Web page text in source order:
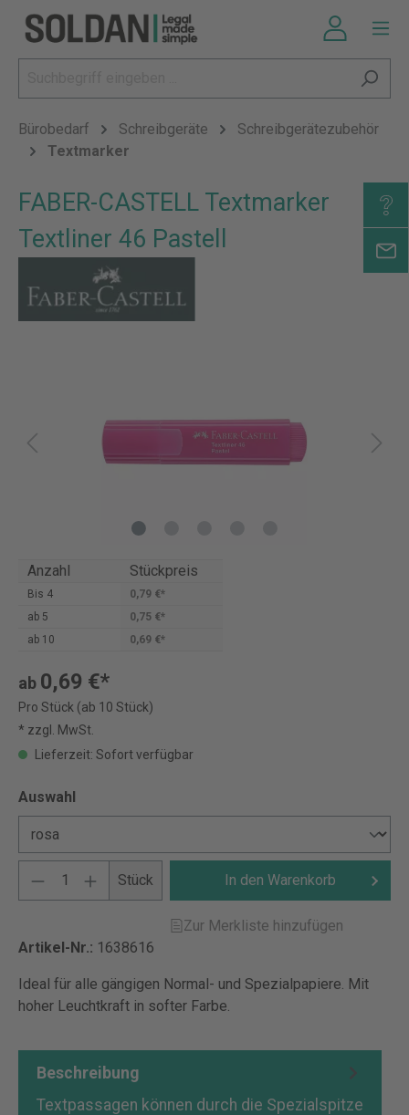
Bürobedarf Schreibgeräte
Schreibgerätezubehör
Textmarker
FABER-CASTELL Textmarker
Textliner 46 Pastell
Anzahl Stückpreis
Bis 4
0,79 €*
ab 5
0,75 €*
ab 10 0,69 €*
ab 0,69 €*
Pro Stück (ab 10 Stück)
* zzgl. MwSt.
Lieferzeit: Sofort verfügbar
Auswahl
Stück In den Warenkorb
Zur Merkliste hinzufügen
Artikel-Nr.: 1638616
Ideal für alle gängigen Normal- und Spezialpapiere. Mit
hoher Leuchtkraft in softer Farbe.
Beschreibung
Textpassagen können durch die Spezialspitze